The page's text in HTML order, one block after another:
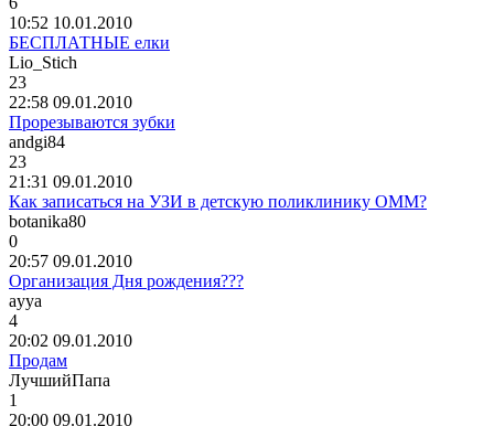
10:52 10.01.2010
БЕСПЛАТНЫЕ елки
Lio_Stich
23
22:58 09.01.2010
Прорезываются зубки
andgi84
23
21:31 09.01.2010
Как записаться на УЗИ в детскую поликлинику ОММ?
botanika80
0
20:57 09.01.2010
Организация Дня рождения???
ayya
4
20:02 09.01.2010
Продам
ЛучшийПапа
1
20:00 09.01.2010